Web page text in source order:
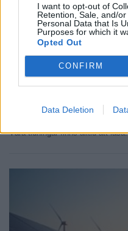
I want to opt-out of
Retention, Sale, and/
Personal Data that Is
Purposes for which it
Opted Out
CONFIRM
Data Deletion
NYHETER 2026-07-01 KL. 20:40
Våra tidningar finns alltid att läsa.